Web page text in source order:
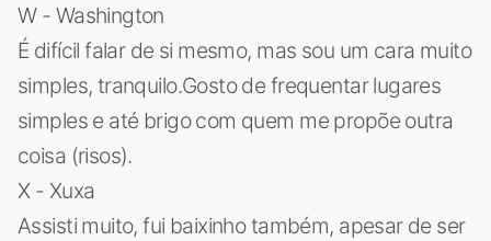
W - Washington
É difícil falar de si mesmo, mas sou um cara muito
simples, tranquilo.Gosto de frequentar lugares
simples e até brigo com quem me propõe outra
coisa (risos).
X - Xuxa
Assisti muito, fui baixinho também, apesar de ser